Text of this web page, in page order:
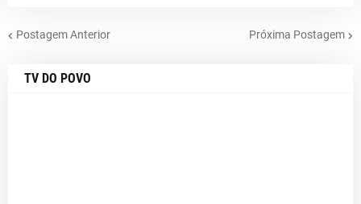
Postagem Anterior Próxima Postagem
TV DO POVO